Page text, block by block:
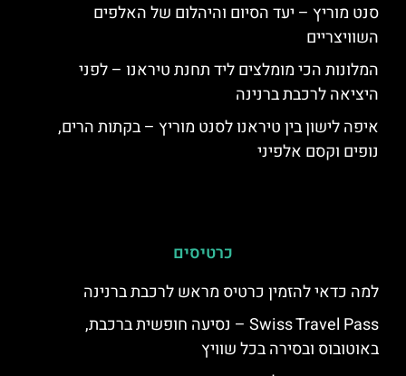
סנט מוריץ – יעד הסיום והיהלום של האלפים
השוויצריים
המלונות הכי מומלצים ליד תחנת טיראנו – לפני
היציאה לרכבת ברנינה
איפה לישון בין טיראנו לסנט מוריץ – בקתות הרים,
נופים וקסם אלפיני
כרטיסים
למה כדאי להזמין כרטיס מראש לרכבת ברנינה
Swiss Travel Pass – נסיעה חופשית ברכבת,
באוטובוס ובסירה בכל שוויץ